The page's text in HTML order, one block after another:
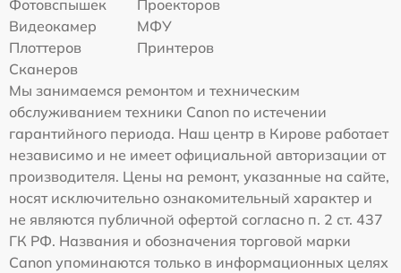
Фотовспышек
Проекторов
Видеокамер
МФУ
Плоттеров
Принтеров
Сканеров
Мы занимаемся ремонтом и техническим
обслуживанием техники Canon по истечении
гарантийного периода. Наш центр в Кирове работает
независимо и не имеет официальной авторизации от
производителя. Цены на ремонт, указанные на сайте,
носят исключительно ознакомительный характер и
не являются публичной офертой согласно п. 2 ст. 437
ГК РФ. Названия и обозначения торговой марки
Canon упоминаются только в информационных целях